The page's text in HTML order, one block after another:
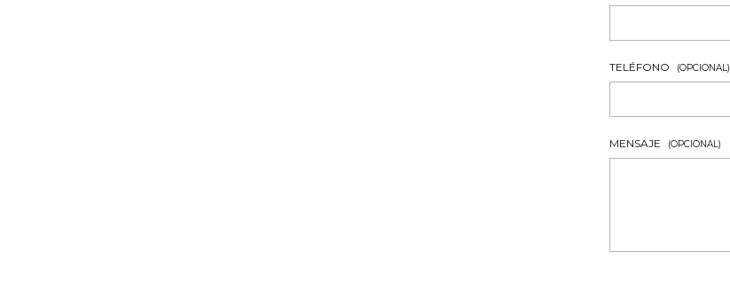
TELÉFONO (OPCIONAL)
MENSAJE (OPCIONAL)